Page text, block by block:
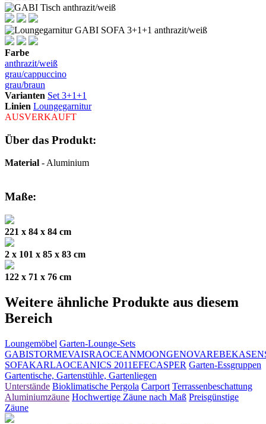
Farbe
anthrazit/weiß
grau/cappuccino
grau/braun
Varianten Set 3+1+1
Linien Loungegarnitur
AUSVERKAUFT
Über das Produkt:
Material - Aluminium
Maße:
221 x 84 x 84 cm
2 x 101 x 85 x 83 cm
122 x 71 x 76 cm
Weitere ähnliche Produkte aus diesem
Bereich
Loungemöbel Garten-Lounge-Sets
GABISTORMEVAISRAOCEANMOONGENOVAREBEKA
SOFAKARLAOCEANICS 2011EFECASPER Garten-Essgruppen
Gartentische, Gartenstühle, Gartenliegen
Unterstände Bioklimatische Pergola Carport Terrassenbeschattung
Aluminiumzäune Hochwertige Zäune nach Maß Preisgünstige
Zäune